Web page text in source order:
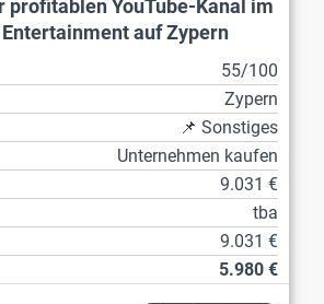
profitablen YouTube-Kanal im
Entertainment auf Zypern
55/100
Zypern
📌 Sonstiges
Unternehmen kaufen
9.031 €
tba
9.031 €
5.980 €